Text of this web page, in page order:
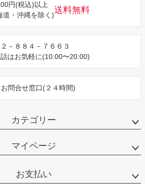
円(税込)以上
道・沖縄を除く)
送料無料
２－８８４－７６６３
はお気軽に(10:00〜20:00)
お問合せ窓口(２４時間)
カテゴリー
マイページ
お支払い